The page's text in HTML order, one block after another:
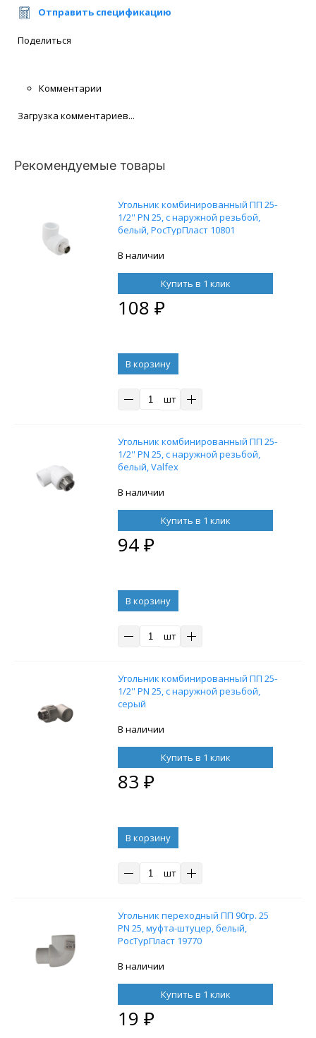
Отправить спецификацию
Поделиться
Комментарии
Загрузка комментариев...
Рекомендуемые товары
Угольник комбинированный ПП 25-
1/2'' PN 25, с наружной резьбой,
белый, РосТурПласт 10801
В наличии
Купить в 1 клик
108 ₽
В корзину
шт
Угольник комбинированный ПП 25-
1/2'' PN 25, с наружной резьбой,
белый, Valfex
В наличии
Купить в 1 клик
94₽
В корзину
шт
Угольник комбинированный ПП 25-
1/2'' PN 25, с наружной резьбой,
серый
В наличии
Купить в 1 клик
83 ₽
В корзину
шт
Угольник переходный ПП 90гр. 25
PN 25, муфта-штуцер, белый,
РосТурПласт 19770
В наличии
Купить в 1 клик
19 ₽